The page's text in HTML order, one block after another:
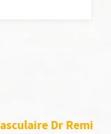
Dr Remi